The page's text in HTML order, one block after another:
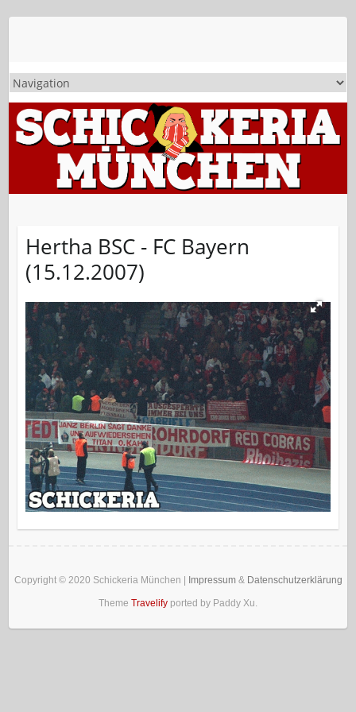
Hertha BSC - FC Bayern
(15.12.2007)
Copyright © 2020 Schickeria München Impressum& Datenschutzerklärung
Theme Travelify ported by Paddy Xu.